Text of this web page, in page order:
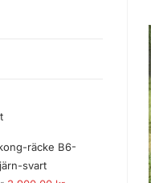
räcke B6-
svart